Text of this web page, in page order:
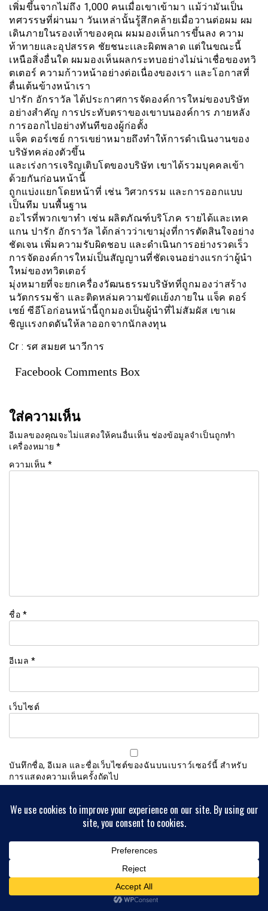
เพิ่มขึ้นจากไม่ถึง 1,000 คนเมื่อเขาเข้ามา เเม้ว่ามันเป็น
ทศวรรษที่ผ่านมา วันเหล่านั้นรู้สึกคล้ายเมื่อวานต่อผม ผม
เดินภายในรองเท้าของคุณ ผมมองเห็นการขึ้นลง ความ
ท้าทายและอุปสรรค ชัยชนะเเละผิดพลาด แต่ในขณะนี้
เหนือสิ่งอื่นใด ผมมองเห็นผลกระทบอย่างไม่น่าเชื่อของทวิ
ตเตอร์ ความก้าวหน้าอย่างต่อเนื่องของเรา และโอกาสที่
ตื่นเต้นข้างหน้าเรา
ปารัก อักราวัล ได้ประกาศการจัดองค์การใหม่ของบริษัท
อย่างสำคัญ การประทับตราของเขาบนองค์การ ภายหลัง
การออกไปอย่างทันทีของผู้ก่อตั้ง
แจ็ค ดอร์เซย์ การเขย่าหมายถึงทำให้การดำเนินงานของ
บริษัทคล่องตัวขึ้น
และเร่งการเจริญเติบโตของบริษัท เขาได้รวมบุคคลเข้า
ด้วยกันก่อนหน้านี้
ถูกแบ่งเเยกโดยหน้าที่ เช่น วิศวกรรม และการออกแบบ
เป็นทีม บนพื้นฐาน
อะไรที่พวกเขาทำ เช่น ผลิตภัณฑ์บริโภค รายได้และเทค
แกน ปารัก อักราวัล ได้กล่าวว่าเขามุ่งที่การตัดสินใจอย่าง
ชัดเจน เพิ่มความรับผิดชอบ และดำเนินการอย่างรวดเร็ว
การจัดองค์การใหม่เป็นสัญญานที่ชัดเจนอย่างแรกว่าผู้นำ
ใหม่ของทวิตเตอร์
มุ่งหมายที่จะยกเครื่องวัฒนธรรมบริษัทที่ถูกมองว่าสร้าง
นวัตกรรมช้า และติดหล่มความขัดเเย้งภายใน แจ็ค ดอร์
เซย์ ซีอีโอก่อนหน้านี้ถูกมองเป็นผู้นำที่ไม่สัมผัส เขาเผ
ชิญเเรงกดดันให้ลาออกจากนักลงทุน
Cr : รศ สมยศ นาวีการ
Facebook Comments Box
ใส่ความเห็น
อีเมลของคุณจะไม่แสดงให้คนอื่นเห็น ช่องข้อมูลจำเป็นถูกทำ
เครื่องหมาย *
ความเห็น *
ชื่อ *
อีเมล *
เว็บไซต์
บันทึกชื่อ, อีเมล และชื่อเว็บไซต์ของฉันบนเบราว์เซอร์นี้ สำหรับ
การแสดงความเห็นครั้งถัดไป